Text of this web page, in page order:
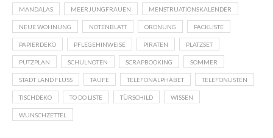
MANDALAS MEERJUNGFRAUEN MENSTRUATIONSKALENDER
NEUE WOHNUNG NOTENBLATT ORDNUNG PACKLISTE
PAPIERDEKO PFLEGEHINWEISE PIRATEN PLATZSET
PUTZPLAN SCHULNOTEN SCRAPBOOKING SOMMER
STADT LAND FLUSS TAUFE TELEFONALPHABET TELEFONLISTEN
TISCHDEKO TO DO LISTE TÜRSCHILD WISSEN
WUNSCHZETTEL